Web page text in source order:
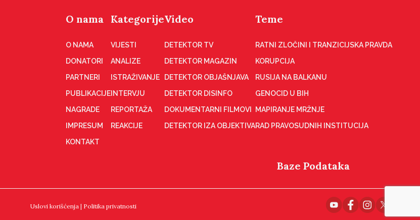
O nama
O NAMA
DONATORI
PARTNERI
PUBLIKACIJE
NAGRADE
IMPRESUM
KONTAKT
Kategorije
VIJESTI
ANALIZE
ISTRAŽIVANJE
INTERVJU
REPORTAŽA
REAKCIJE
Video
DETEKTOR TV
DETEKTOR MAGAZIN
DETEKTOR OBJAŠNJAVA
DETEKTOR DISINFO
DOKUMENTARNI FILMOVI
DETEKTOR IZA OBJEKTIVA
Teme
RATNI ZLOČINI I TRANZICIJSKA PRAVDA
KORUPCIJA
RUSIJA NA BALKANU
GENOCID U BIH
MAPIRANJE MRŽNJE
RAD PRAVOSUDNIH INSTITUCIJA
Baze Podataka
Uslovi korišćenja | Politika privatnosti